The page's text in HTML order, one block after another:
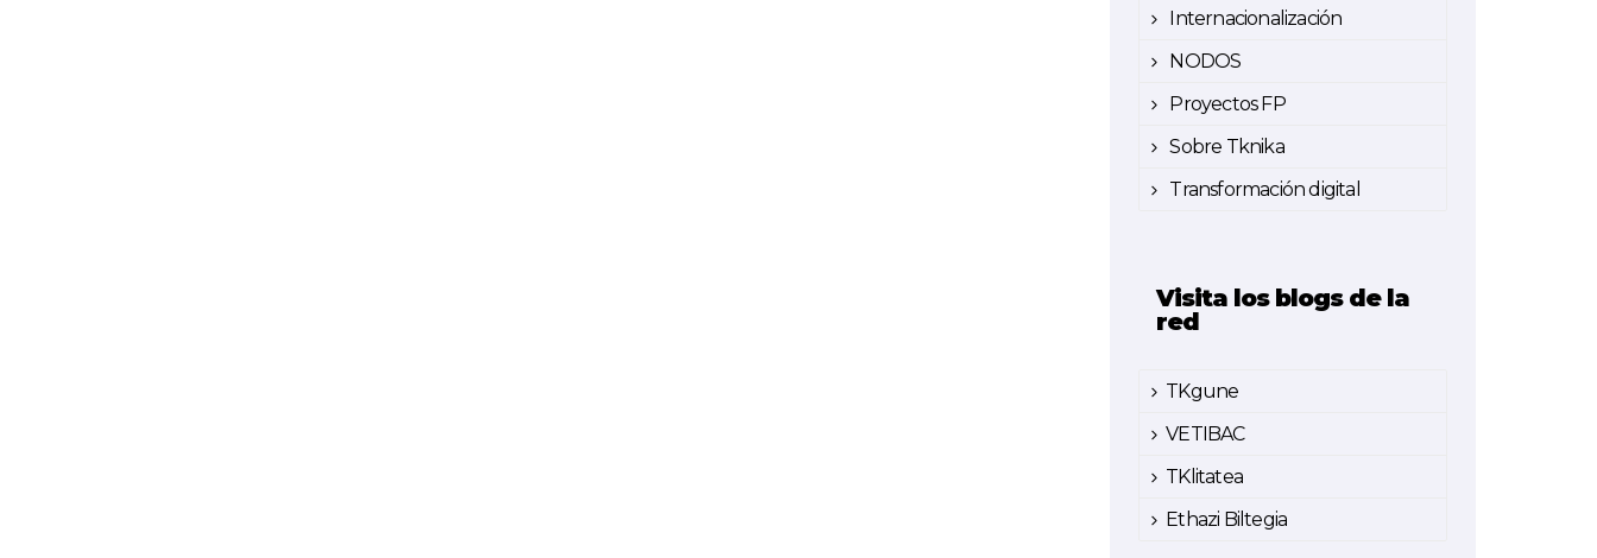
Internacionalización
NODOS
Proyectos FP
Sobre Tknika
Transformación digital
Visita los blogs de la
red
TKgune
VETIBAC
TKlitatea
Ethazi Biltegia